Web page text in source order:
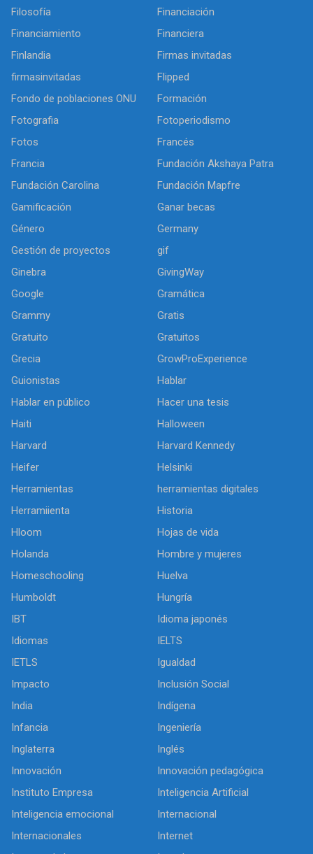
Filosofía
Financiación
Financiamiento
Financiera
Finlandia
Firmas invitadas
firmasinvitadas
Flipped
Fondo de poblaciones ONU
Formación
Fotografia
Fotoperiodismo
Fotos
Francés
Francia
Fundación Akshaya Patra
Fundación Carolina
Fundación Mapfre
Gamificación
Ganar becas
Género
Germany
Gestión de proyectos
gif
Ginebra
GivingWay
Google
Gramática
Grammy
Gratis
Gratuito
Gratuitos
Grecia
GrowProExperience
Guionistas
Hablar
Hablar en público
Hacer una tesis
Haiti
Halloween
Harvard
Harvard Kennedy
Heifer
Helsinki
Herramientas
herramientas digitales
Herramiienta
Historia
Hloom
Hojas de vida
Holanda
Hombre y mujeres
Homeschooling
Huelva
Humboldt
Hungría
IBT
Idioma japonés
Idiomas
IELTS
IETLS
Igualdad
Impacto
Inclusión Social
India
Indígena
Infancia
Ingeniería
Inglaterra
Inglés
Innovación
Innovación pedagógica
Instituto Empresa
Inteligencia Artificial
Inteligencia emocional
Internacional
Internacionales
Internet